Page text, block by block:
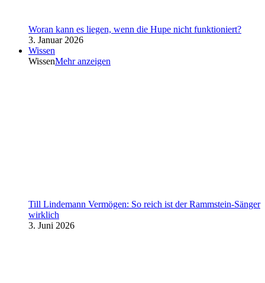
Woran kann es liegen, wenn die Hupe nicht funktioniert?
3. Januar 2026
Wissen
WissenMehr anzeigen
Till Lindemann Vermögen: So reich ist der Rammstein-Sänger
wirklich
3. Juni 2026